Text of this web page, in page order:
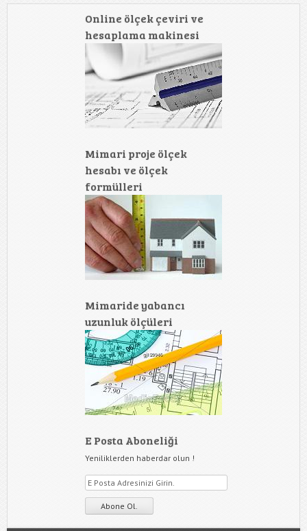
Online ölçek çeviri ve
hesaplama makinesi
Mimari proje ölçek
hesabı ve ölçek
formülleri
Mimaride yabancı
uzunluk ölçüleri
E Posta Aboneliği
Yeniliklerden haberdar olun !